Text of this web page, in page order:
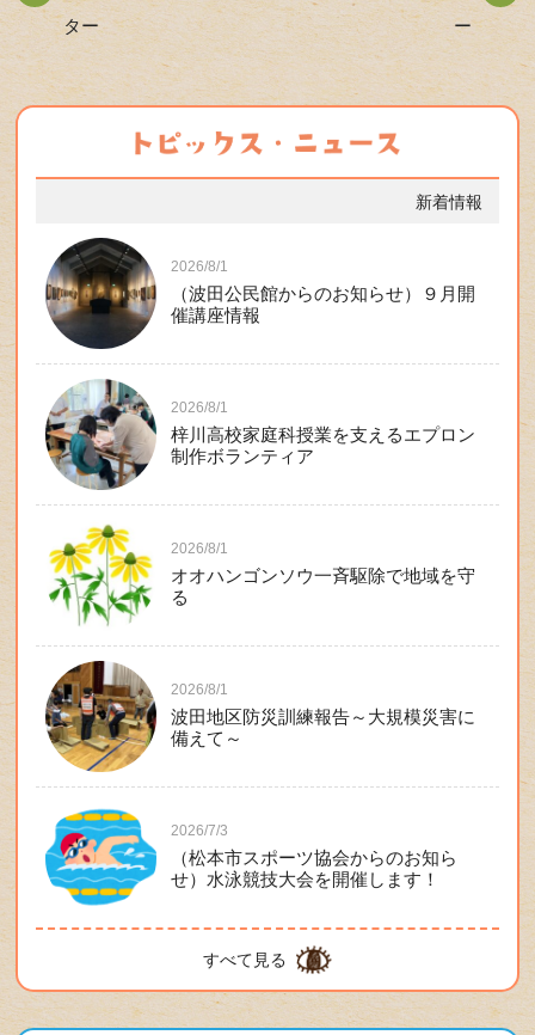
ター
ー
新着情報
2026/8/1
（波田公民館からのお知らせ）９月開
催講座情報
2026/8/1
梓川高校家庭科授業を支えるエプロン
制作ボランティア
2026/8/1
オオハンゴンソウ一斉駆除で地域を守
る
2026/8/1
波田地区防災訓練報告～大規模災害に
備えて～
2026/7/3
（松本市スポーツ協会からのお知ら
せ）水泳競技大会を開催します！
すべて見る